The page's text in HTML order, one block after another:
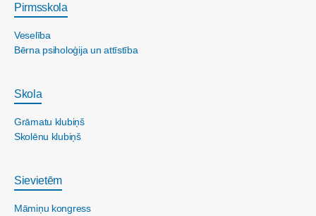
Pirmsskola
Veselība
Bērna psiholoģija un attīstība
Skola
Grāmatu klubiņš
Skolēnu klubiņš
Sievietēm
Māmiņu kongress